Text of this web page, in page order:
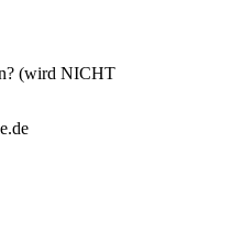
(wird NICHT